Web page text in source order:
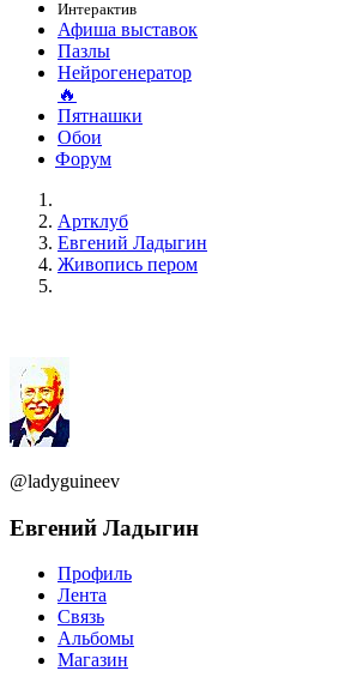
Интерактив
Афиша выставок
Пазлы
Нейрогенератор
🔥
Пятнашки
Обои
Форум
Артклуб
Евгений Ладыгин
Живопись пером
@ladyguineev
Евгений Ладыгин
Профиль
Лента
Связь
Альбомы
Магазин